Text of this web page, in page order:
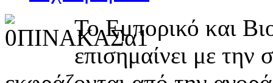
Το Εμπορικό και
επισημαίνει με την